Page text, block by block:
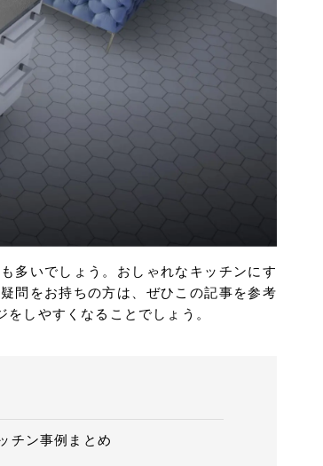
多いでしょう。おしゃれなキッチンにす
問をお持ちの方は、ぜひこの記事を参考
しやすくなることでしょう。
チン事例まとめ